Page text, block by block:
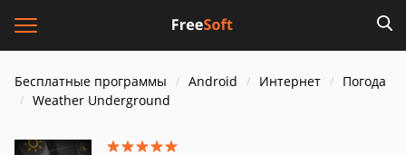
Бесплатные программы Android Интернет
Погода
Weather Underground